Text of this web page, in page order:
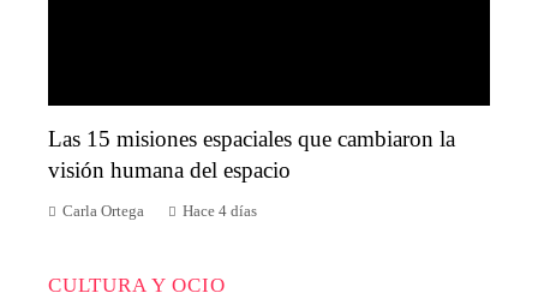
Las 15 misiones espaciales que cambiaron la
visión humana del espacio
Carla Ortega Hace 4 días
CULTURA Y OCIO